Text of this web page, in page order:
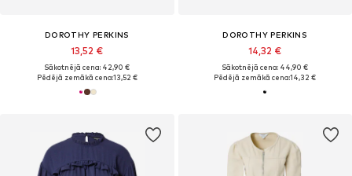
DOROTHY PERKINS
13,52 €
Sākotnējā cena: 42,90 €
Pēdējā zemākā cena:13,52 €
DOROTHY PERKINS
14,32 €
Sākotnējā cena: 44,90 €
Pēdējā zemākā cena:14,32 €